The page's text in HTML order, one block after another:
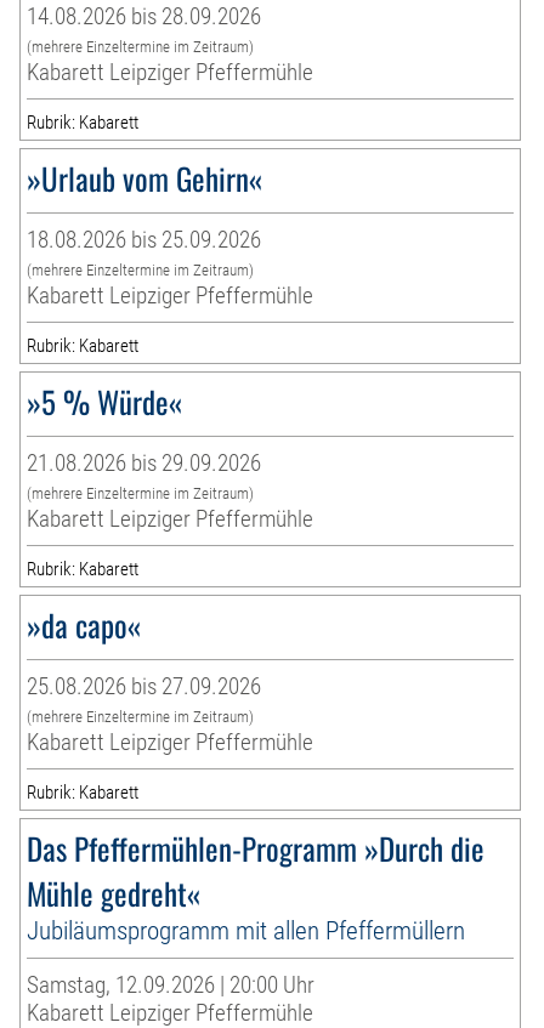
14.08.2026 bis 28.09.2026
(mehrere Einzeltermine im Zeitraum)
Kabarett Leipziger Pfeffermühle
Rubrik: Kabarett
»Urlaub vom Gehirn«
18.08.2026 bis 25.09.2026
(mehrere Einzeltermine im Zeitraum)
Kabarett Leipziger Pfeffermühle
Rubrik: Kabarett
»5 % Würde«
21.08.2026 bis 29.09.2026
(mehrere Einzeltermine im Zeitraum)
Kabarett Leipziger Pfeffermühle
Rubrik: Kabarett
»da capo«
25.08.2026 bis 27.09.2026
(mehrere Einzeltermine im Zeitraum)
Kabarett Leipziger Pfeffermühle
Rubrik: Kabarett
Das Pfeffermühlen-Programm »Durch die
Mühle gedreht«
Jubiläumsprogramm mit allen Pfeffermüllern
Samstag, 12.09.2026 | 20:00 Uhr
Kabarett Leipziger Pfeffermühle